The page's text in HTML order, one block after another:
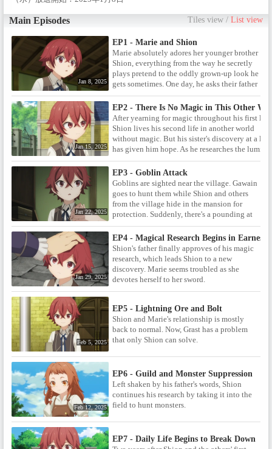
阪、ＢＳ日テレ、AT-X で放送開
て最速配信決定！この異世界、
魔法がない!?そんな世界に転生し
た主人公の少年シオンが紡いで
いく、ロマン求める魔法開発フ
ァンタジーがスタート。◆ＩＮ
ＴＲＯＤＵＣＴＩＯＮ◆ / リステ
ィア国の片田舎の領地を治める
下級貴族、オーンスタイン家。
そこには、二人の姉弟がいた。
姉のマリーは、父から剣術の稽
古を受けるのが大好きな活発な
女の子。弟のシオンは、部屋に
籠もって本を読むのが大好きな
内気な男の子。性格は正反対の
二人だが、優しい両親に見守ら
れながら、仲睦まじく暮らして
いた。そんなある日、シオンは
『まほう』というものがこの世
界に存在するか、父に尋ねる。
しかし、貴族としてそれなりの
教養がある父でも、『まほう』
という言葉自体を知らなかっ
た。ましてや、シオンが言う
「火とか水とか風とか光とか、
何もないところからいろんなも
のを出したりする」現象など、
この世には存在するはずもな
く……。その日から、シオンは
目に見えて落ち込んでしまう。
シオンを励ましたいと、幼馴染
みで農家の娘のローズに話すマ
リー。すると、湖で不思議な現
象を目の当たりにして――この
異世界、魔法がない!?そんな世界
に転生した主人公の少年シオン
が紡いでいく、ロマン求める魔
法開発ファンタジースタート。
◆STAFF◆ / 原作：鏑木カヅキ
「マジック・メイカー －異世界
魔法の作り方－」（MFブック
Main Episodes Tiles view /List view
Jan 8, 2025
EP1 - Marie and Shion
Marie absolutely adores her younger brother
Shion, everything from the way he secretly
plays pretend to the oddly grown-up look he
gets sometimes. One day, he asks their father
about something called magic and their
whole lives change.
Jan 15, 2025
EP2 - There Is No Magic in This Other
After yearning for magic throughout his first life,
Shion lives his second life in another world
without magic. But his sister's discovery at a
has given him hope. As he researches the
phenomenon, he feels his dream stir back to life.
Jan 22, 2025
EP3 - Goblin Attack
Goblins are sighted near the village. Gawain
goes to hunt them while Shion and others
from the village hide in the mansion for
protection. Suddenly, there's a pounding at
the door and a window shatters—a goblin
has broken into the mansion.
Jan 29, 2025
EP4 - Magical Research Begins in Earnest
Shion's father finally approves of his magic
research, which leads Shion to a new
discovery. Marie seems troubled as she
devotes herself to her sword.
Feb 5, 2025
EP5 - Lightning Ore and Bolt
Shion and Marie's relationship is mostly
back to normal. Now, Grast has a problem
that only Shion can solve.
Feb 12, 2025
EP6 - Guild and Monster Suppression
Left shaken by his father's words, Shion
continues his research by taking it into the
field to hunt monsters.
EP7 - Daily Life Begins to Break Down